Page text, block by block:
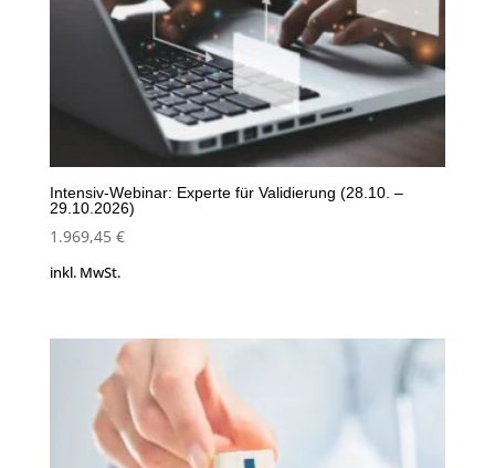
Intensiv-Webinar: Experte für Validierung (28.10. –
29.10.2026)
1.969,45 €
inkl. MwSt.